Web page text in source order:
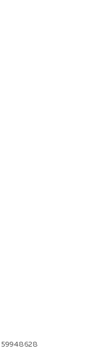
59948628